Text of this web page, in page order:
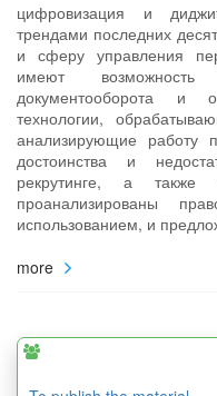
цифровизация и
трендами последних
и сферу управления
имеют возможность
документооборота и
технологии,
анализирующие работу
достоинства и
рекрутинге, а также
проанализированы
использованием, и
more